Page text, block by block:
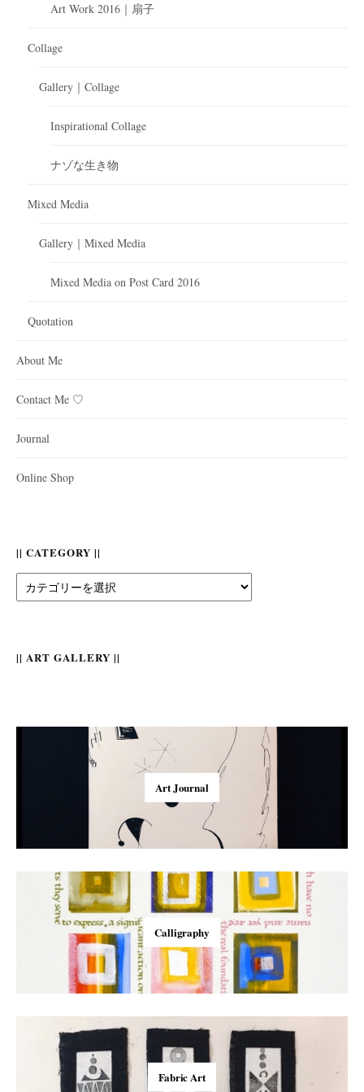
Art Work 2016｜扇子
Collage
Gallery｜Collage
Inspirational Collage
ナゾな生き物
Mixed Media
Gallery｜Mixed Media
Mixed Media on Post Card 2016
Quotation
About Me
Contact Me ♡
Journal
Online Shop
|| CATEGORY ||
Category
|| ART GALLERY ||
Art Journal
Calligraphy
Fabric Art